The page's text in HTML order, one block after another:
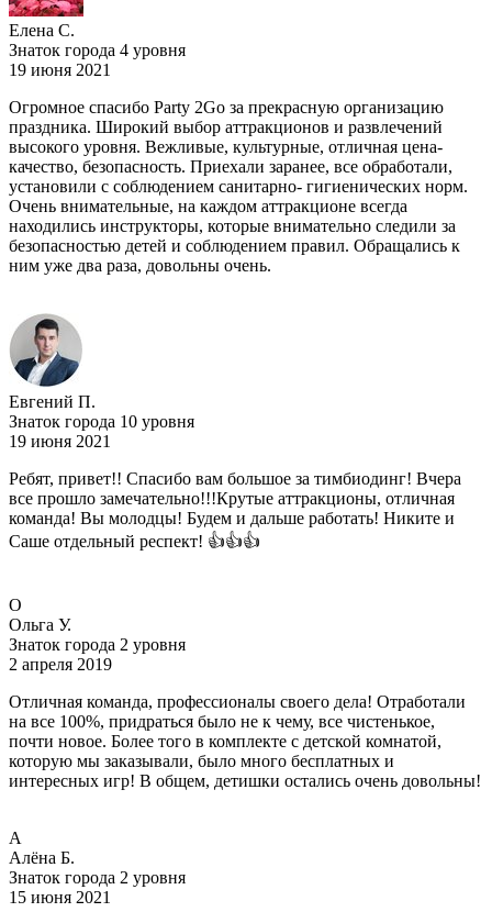
Елена С.
Знаток города 4 уровня
19 июня 2021
Огромное спасибо Party 2Go за прекрасную организацию
праздника. Широкий выбор аттракционов и развлечений
высокого уровня. Вежливые, культурные, отличная цена-
качество, безопасность. Приехали заранее, все обработали,
установили с соблюдением санитарно- гигиенических норм.
Очень внимательные, на каждом аттракционе всегда
находились инструкторы, которые внимательно следили за
безопасностью детей и соблюдением правил. Обращались к
ним уже два раза, довольны очень.
Евгений П.
Знаток города 10 уровня
19 июня 2021
Ребят, привет!! Спасибо вам большое за тимбиодинг! Вчера
все прошло замечательно!!!Крутые аттракционы, отличная
команда! Вы молодцы! Будем и дальше работать! Никите и
Саше отдельный респект! 👍👍👍
O
Ольга У.
Знаток города 2 уровня
2 апреля 2019
Отличная команда, профессионалы своего дела! Отработали
на все 100%, придраться было не к чему, все чистенькое,
почти новое. Более того в комплекте с детской комнатой,
которую мы заказывали, было много бесплатных и
интересных игр! В общем, детишки остались очень довольны!
А
Алёна Б.
Знаток города 2 уровня
15 июня 2021